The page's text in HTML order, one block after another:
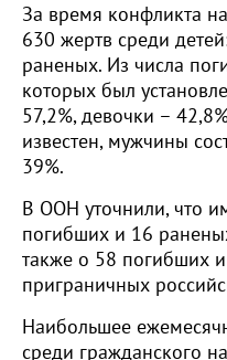
За время конфликта
630 жертв среди
раненых. Из числа
которых был
57,2%, девочки –
известен, мужчины
39%.
В ООН уточнили, что
погибших и 16
также о 58 погибших
приграничных
Наибольшее
среди гражданского